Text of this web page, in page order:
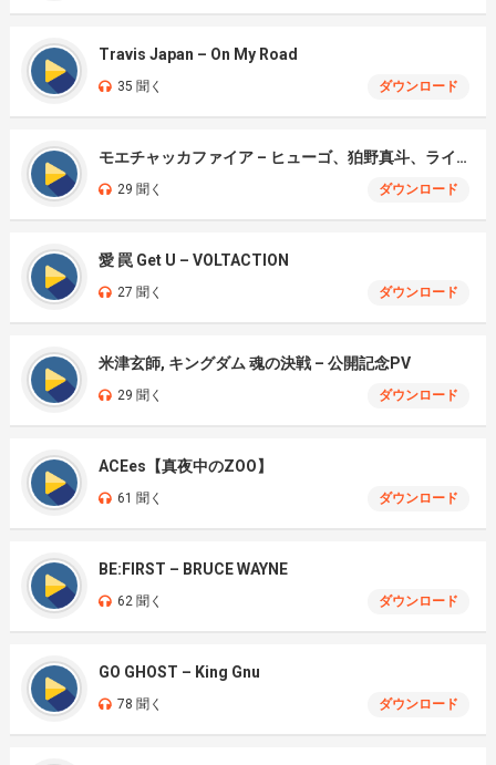
Travis Japan – On My Road
35 聞く ダウンロード
モエチャッカファイア – ヒューゴ、狛野真斗、ライト、セヴェリアン (Cover )
29 聞く ダウンロード
愛 罠 Get U – VOLTACTION
27 聞く ダウンロード
米津玄師, キングダム 魂の決戦 – 公開記念PV
29 聞く ダウンロード
ACEes【真夜中のZOO】
61 聞く ダウンロード
BE:FIRST – BRUCE WAYNE
62 聞く ダウンロード
GO GHOST – King Gnu
78 聞く ダウンロード